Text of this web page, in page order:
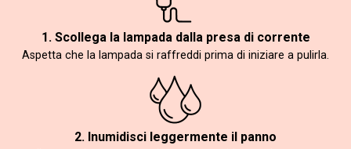
1. Scollega la lampada dalla presa di corrente
Aspetta che la lampada si raffreddi prima di iniziare a pulirla.
2. Inumidisci leggermente il panno